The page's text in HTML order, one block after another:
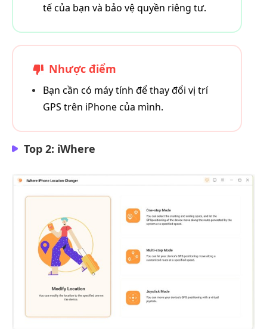
tế của bạn và bảo vệ quyền riêng tư.
Nhược điểm
Bạn cần có máy tính để thay đổi vị trí
GPS trên iPhone của mình.
Top 2: iWhere